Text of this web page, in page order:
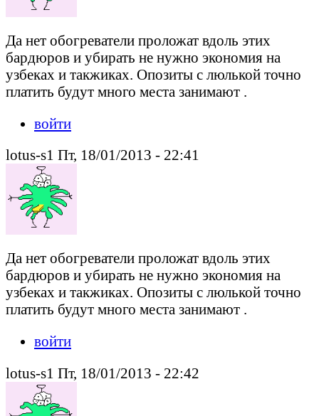
Да нет обогреватели проложат вдоль этих
бардюров и убирать не нужно экономия на
узбеках и такжиках. Опозиты с люлькой точно
платить будут много места занимают .
войти
lotus-s1 Пт, 18/01/2013 - 22:41
Да нет обогреватели проложат вдоль этих
бардюров и убирать не нужно экономия на
узбеках и такжиках. Опозиты с люлькой точно
платить будут много места занимают .
войти
lotus-s1 Пт, 18/01/2013 - 22:42